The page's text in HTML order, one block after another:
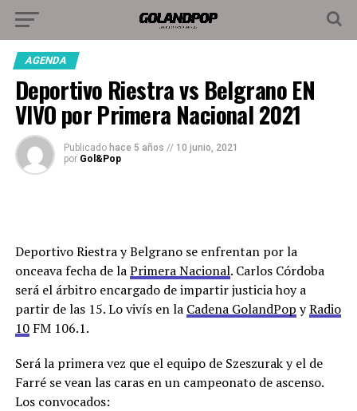
AGENDA
Deportivo Riestra vs Belgrano EN
VIVO por Primera Nacional 2021
Publicado hace 5 años // 10 junio, 2021
por Gol&Pop
Deportivo Riestra y Belgrano se enfrentan por la
onceava fecha de laPrimera Nacional. Carlos Córdoba
será el árbitro encargado de impartir justicia hoy a
partir de las 15. Lo vivís en la Cadena GolandPop yRadio
10FM 106.1.
Será la primera vez que el equipo de Szeszurak y el de
Farré se vean las caras en un campeonato de ascenso.
Los convocados: